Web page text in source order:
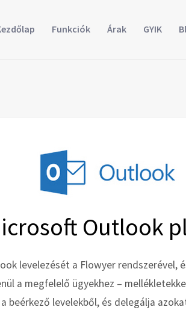
Funkciók Árak GYIK
Outlook
levelezését a Flowyer rendszerével,
a megfelelő ügyekhez –
beérkező levelekből, és delegálja